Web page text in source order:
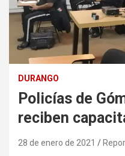
DURANGO
Policías de
reciben
28 de enero de 2021